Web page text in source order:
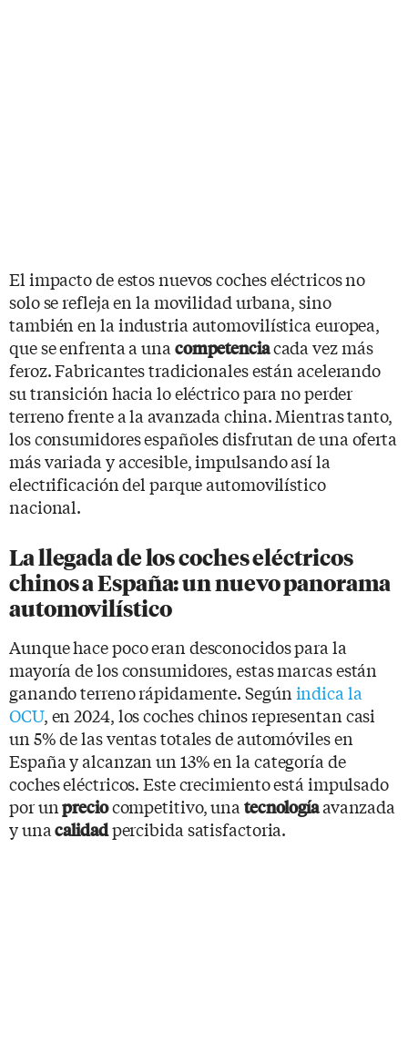
El impacto de estos nuevos coches eléctricos no
solo se refleja en la movilidad urbana, sino
también en la industria automovilística europea,
que se enfrenta a una competenciacada vez más
feroz. Fabricantes tradicionales están acelerando
su transición hacia lo eléctrico para no perder
terreno frente a la avanzada china. Mientras tanto,
los consumidores españoles disfrutan de una oferta
más variada y accesible, impulsando así la
electrificación del parque automovilístico
nacional.
La llegada de los coches eléctricos
chinos a España: un nuevo panorama
automovilístico
Aunque hace poco eran desconocidos para la
mayoría de los consumidores, estas marcas están
ganando terreno rápidamente. Segúnindica la
OCU, en 2024, los coches chinos representan casi
un 5% de las ventas totales de automóviles en
España y alcanzan un 13% en la categoría de
coches eléctricos. Este crecimiento está impulsado
por unpreciocompetitivo, una tecnologíaavanzada
y unacalidadpercibida satisfactoria.